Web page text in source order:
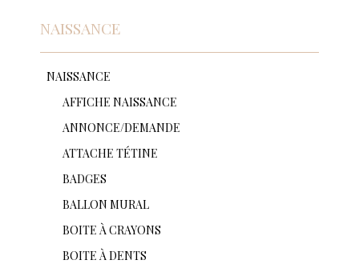
NAISSANCE
Catégories collection
NAISSANCE
AFFICHE NAISSANCE
ANNONCE/DEMANDE
ATTACHE TÉTINE
BADGES
BALLON MURAL
BOITE À CRAYONS
BOITE À DENTS